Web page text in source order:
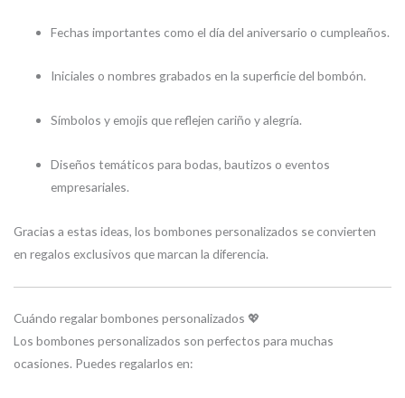
Fechas importantes como el día del aniversario o cumpleaños.
Iniciales o nombres grabados en la superficie del bombón.
Símbolos y emojis que reflejen cariño y alegría.
Diseños temáticos para bodas, bautizos o eventos
empresariales.
Gracias a estas ideas, los bombones personalizados se convierten
en regalos exclusivos que marcan la diferencia.
Cuándo regalar bombones personalizados 💖
Los bombones personalizados son perfectos para muchas
ocasiones. Puedes regalarlos en: